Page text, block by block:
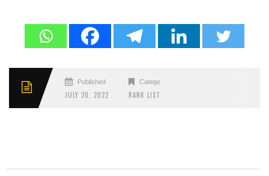
Published
JULY 20, 2022
Categories
RANK LIST